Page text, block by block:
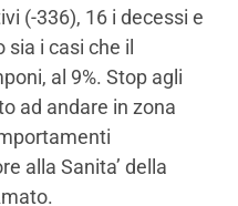
(-336), 16 i decessi e
sia i casi che il
al 9%. Stop agli
ad andare in zona
alla Sanita’ della